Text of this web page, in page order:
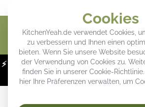
Cookies
KitchenYeah.de verwendet Cookies,
zu verbessern und Ihnen einen
bieten. Wenn Sie unsere Website
der Verwendung von Cookies zu.
finden Sie in unserer Cookie-Richtlinie
hier Ihre Präferenzen verwalten, um
⚡ WOCHENDEALS:Bis zu 43 % Rabatt
Nur noch 07 Stunden